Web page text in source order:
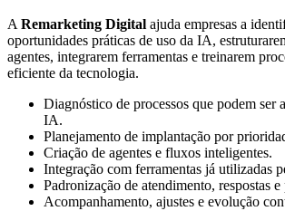
ARemarketing Digital ajuda empresas a
oportunidades práticas de uso da IA,
agentes, integrarem ferramentas e treinarem
eficiente da tecnologia.
Diagnóstico de processos que podem ser
IA.
Planejamento de implantação por
Criação de agentes e fluxos inteligentes.
Integração com ferramentas já utilizadas
Padronização de atendimento, respostas e
Acompanhamento, ajustes e evolução